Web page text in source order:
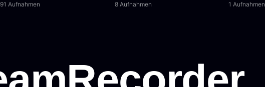
91 Aufnahmen 8 Aufnahmen 1 Aufnahmen